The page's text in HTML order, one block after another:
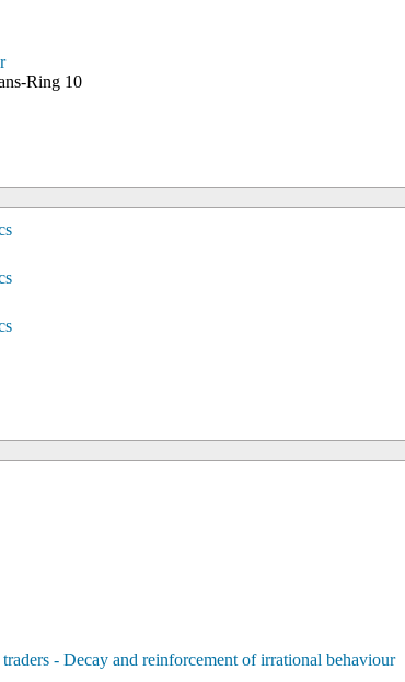
Ring 10
- Decay and reinforcement of irrational behaviour